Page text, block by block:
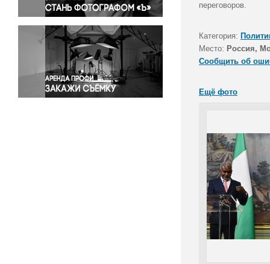
Религия
Светская жизнь
Спорт
Экология
Экономика и бизнес
переговоров.
Категория:
Место: Россия,
Сообщить об
Ещё фото